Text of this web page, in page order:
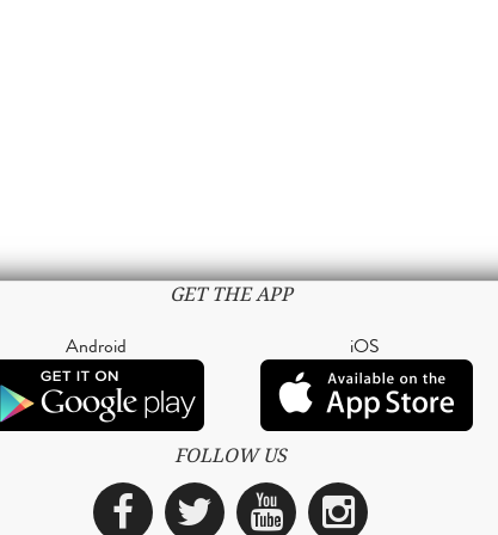
GET THE APP
Android iOS
FOLLOW US
Facebook
TwitterYouTube